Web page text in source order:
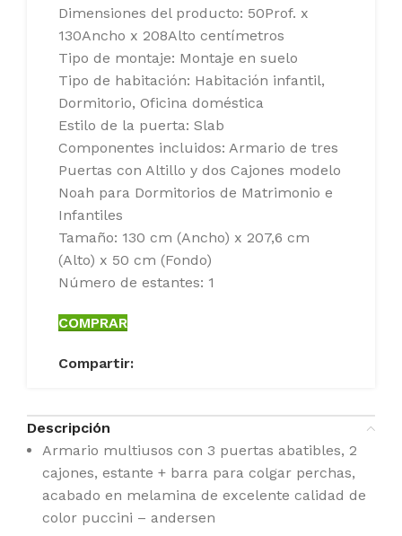
Dimensiones del producto: 50Prof. x
130Ancho x 208Alto centímetros
Tipo de montaje: Montaje en suelo
Tipo de habitación: Habitación infantil,
Dormitorio, Oficina doméstica
Estilo de la puerta: Slab
Componentes incluidos: Armario de tres
Puertas con Altillo y dos Cajones modelo
Noah para Dormitorios de Matrimonio e
Infantiles
Tamaño: 130 cm (Ancho) x 207,6 cm
(Alto) x 50 cm (Fondo)
Número de estantes: 1
COMPRAR
Compartir:
Descripción
Armario multiusos con 3 puertas abatibles, 2
cajones, estante + barra para colgar perchas,
acabado en melamina de excelente calidad de
color puccini – andersen